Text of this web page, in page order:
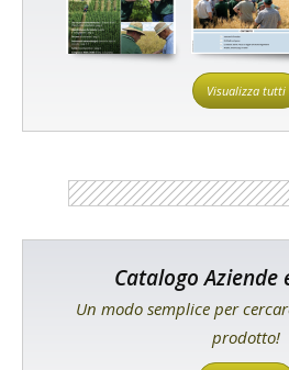
Visualizza tutti
Catalogo Aziende
Un modo semplice per
prodotto!